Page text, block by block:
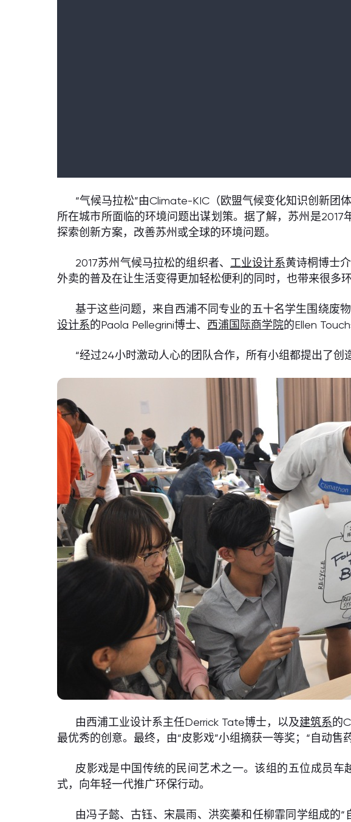
“气候马拉松”由Climate-KIC（欧盟气候变化知识创新
所在城市所面临的环境问题出谋划策。据了解，苏州是2017
探索创新方案，改善苏州或全球的环境问题。
2017苏州气候马拉松的组织者、 工业设计系黄诗桐博士
外卖的普及在让生活变得更加轻松便利的同时，也带来很多
基于这些问题，来自西浦不同专业的五十名学生围绕废
设计系的Paola Pellegrini博士、 西浦国际商学院的Ellen
“经过24小时激动人心的团队合作，所有小组都提出了创
由西浦工业设计系主任Derrick Tate博士，以及建筑系的
最优秀的创意。最终，由“皮影戏”小组摘获一等奖；“自动售
皮影戏是中国传统的民间艺术之一。该组的五位成员
式，向年轻一代推广环保行动。
由冯子懿、古钰、宋晨雨、洪奕蓁和任柳霏同学组成的